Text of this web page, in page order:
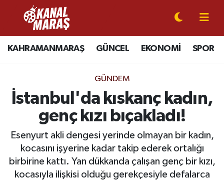
KAHRAMANMARAŞ GÜNCEL EKONOMİ SPOR
GÜNDEM
İstanbul'da kıskanç kadın,
genç kızı bıçakladı!
Esenyurt akli dengesi yerinde olmayan bir kadın,
kocasını işyerine kadar takip ederek ortalığı
birbirine kattı. Yan dükkanda çalışan genç bir kızı,
kocasıyla ilişkisi olduğu gerekçesiyle defalarca
CANLI YAYIN
KAHRAMANMARAŞ
SPOR
SİYASET
EKONOMİ
Kahramanmaraş Nöbetçi Eczaneler
Kahramanmaraş Hava Durumu
Kahramanmaraş Trafik Yoğunluk Haritası
Süper Lig Puan Durumu ve Fikstür
Tüm Manşetler